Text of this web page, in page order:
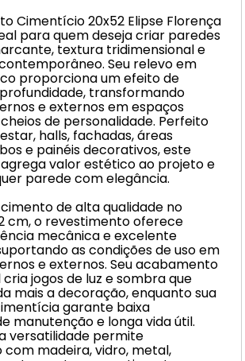
Cimentício 20x52 Elipse Florença
para quem deseja criar paredes
textura tridimensional e
Seu relevo em
proporciona um efeito de
transformando
e externos em espaços
de personalidade. Perfeito
halls, fachadas, áreas
e painéis decorativos, este
valor estético ao projeto e
parede com elegância.
de alta qualidade no
cm, o revestimento oferece
mecânica e excelente
as condições de uso em
e externos. Seu acabamento
jogos de luz e sombra que
mais a decoração, enquanto sua
garante baixa
manutenção e longa vida útil.
versatilidade permite
com madeira, vidro, metal,